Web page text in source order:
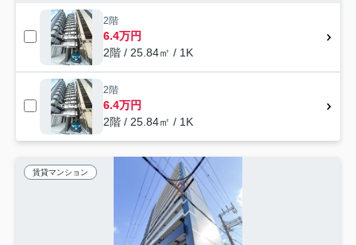
2階
6.4万円
2階 / 25.84㎡ / 1K
2階
6.4万円
2階 / 25.84㎡ / 1K
賃貸マンション